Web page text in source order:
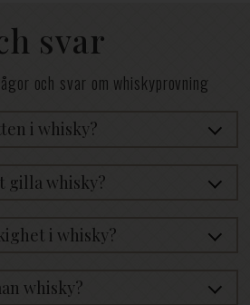
svar
och svar om whiskyprovning
i whisky?
gilla whisky?
i whisky?
whisky?